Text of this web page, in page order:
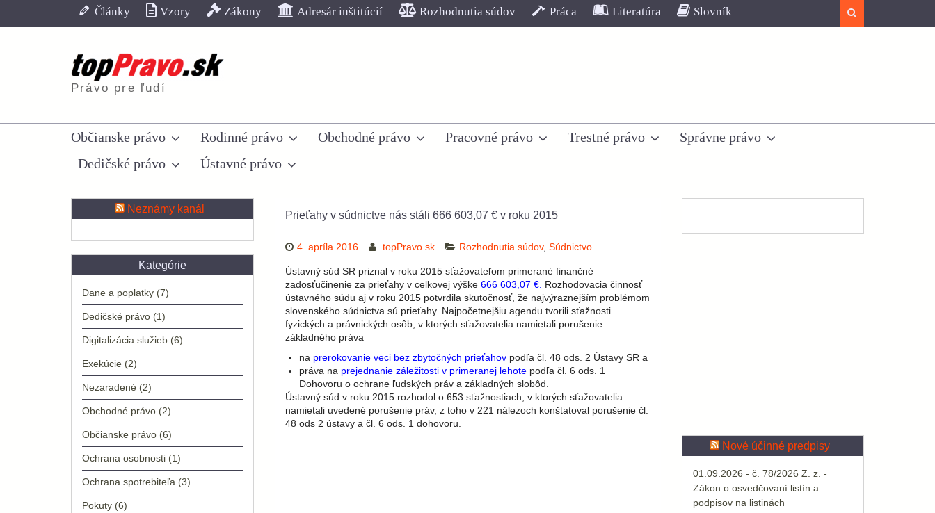
Články Vzory Zákony Adresár inštitúcií Rozhodnutia súdov Práca Literatúra Slovník
Právo pre ľudí
Občianske právo Rodinné právo Obchodné právo Pracovné právo Trestné právo
Správne právo
Dedičské právo
Ústavné právo
Prieťahy v súdnictve nás stáli 666 603,07 € v roku 2015
4. apríla 2016 topPravo.sk Rozhodnutia súdov, Súdnictvo
Ústavný súd SR priznal v roku 2015 sťažovateľom primerané finančné
zadosťučinenie za prieťahy v celkovej výške666 603,07 €. Rozhodovacia činnosť
ústavného súdu aj v roku 2015 potvrdila skutočnosť, že najvýraznejším problémom
slovenského súdnictva sú prieťahy. Najpočetnejšiu agendu tvorili sťažnosti
fyzických a právnických osôb, v ktorých sťažovatelia namietali porušenie
základného práva
na prerokovanie veci bez zbytočných prieťahovpodľa čl. 48 ods. 2 Ústavy SR a
práva na prejednanie záležitosti v primeranej lehotepodľa čl. 6 ods. 1
Dohovoru o ochrane ľudských práv a základných slobôd.
Ústavný súd v roku 2015 rozhodol o 653 sťažnostiach, v ktorých sťažovatelia
namietali uvedené porušenie práv, z toho v 221 nálezoch konštatoval porušenie čl.
48 ods 2 ústavy a čl. 6 ods. 1 dohovoru.
Nové účinné predpisy
01.09.2026 - č. 78/2026 Z. z. -
Zákon o osvedčovaní listín a
podpisov na listinách
Neznámy kanál
Kategórie
Dane a poplatky (7)
Dedičské právo (1)
Digitalizácia služieb (6)
Exekúcie (2)
Nezaradené (2)
Obchodné právo (2)
Občianske právo (6)
Ochrana osobnosti (1)
Ochrana spotrebiteľa (3)
Pokuty (6)